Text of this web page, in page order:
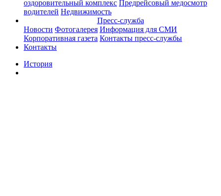
оздоровительный комплекс Предрейсовый медосмотр
водителей Недвижимость
Пресс-служба
Новости Фотогалерея Информация для СМИ
Корпоративная газета Контакты пресс-службы
Контакты
История